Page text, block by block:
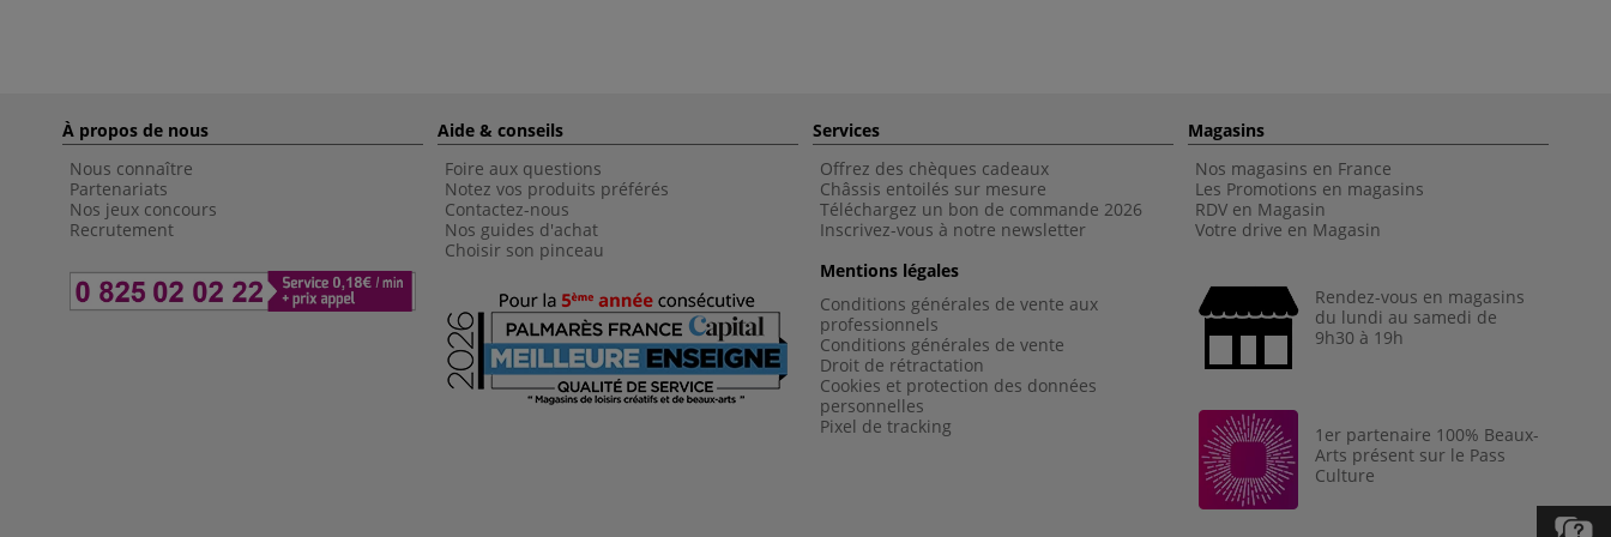
À propos de nous
Nous connaître
Partenariats
Nos jeux concours
Recrutement
Aide & conseils
Foire aux questions
Notez vos produits préférés
Contactez-nous
Nos guides d'achat
Choisir son pinceau
Services
Offrez des chèques cadeaux
Châssis entoilés sur mesure
Téléchargez un bon de commande 2026
Inscrivez-vous à notre newsletter
Mentions légales
Conditions générales de vente aux
professionnels
Conditions générales de vente
Droit de rétractation
Cookies et protection des données
personnelles
Pixel de tracking
Magasins
Nos magasins en France
Les Promotions en magasins
RDV en Magasin
Votre drive en Magasin
Rendez-vous en magasins
du lundi au samedi de
9h30 à 19h
1er partenaire 100% Beaux-
Arts présent sur le Pass
Culture